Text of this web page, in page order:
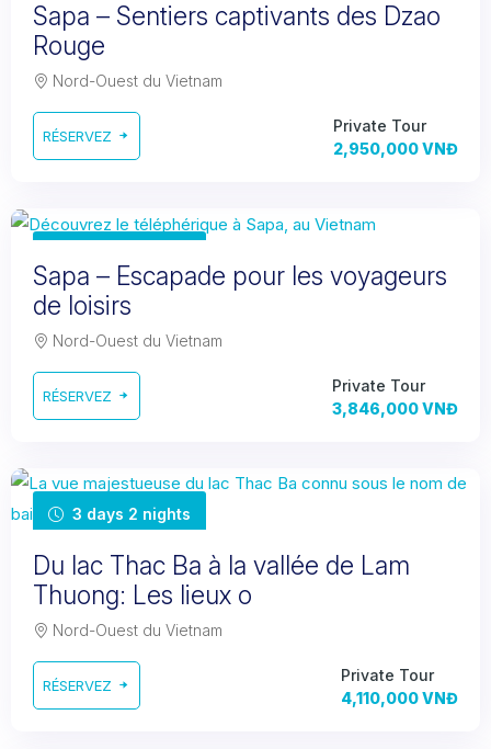
Sapa – Sentiers captivants des Dzao
Rouge
Nord-Ouest du Vietnam
RÉSERVEZ
Private Tour
2,950,000 VNĐ
Sapa – Escapade pour les voyageurs
de loisirs
Nord-Ouest du Vietnam
RÉSERVEZ
Private Tour
3,846,000 VNĐ
3 days 2 nights
Du lac Thac Ba à la vallée de Lam
Thuong: Les lieux o
Nord-Ouest du Vietnam
RÉSERVEZ
Private Tour
4,110,000 VNĐ